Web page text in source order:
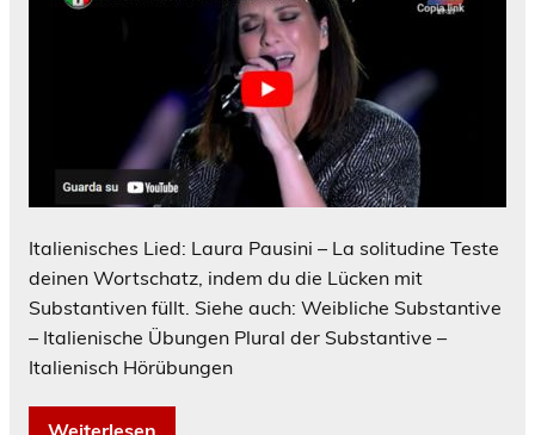
Italienisches Lied: Laura Pausini – La solitudine Teste
deinen Wortschatz, indem du die Lücken mit
Substantiven füllt. Siehe auch: Weibliche Substantive
– Italienische Übungen Plural der Substantive –
Italienisch Hörübungen